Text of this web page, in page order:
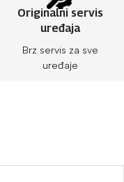
Originalni servis
uređaja
Brz servis za sve
uređaje